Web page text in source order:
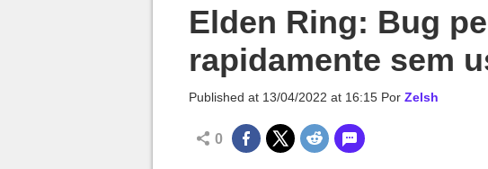
Elden Ring: Bug
rapidamente sem
Published at 13/04/2022 at 16:15 Por Zelsh
0